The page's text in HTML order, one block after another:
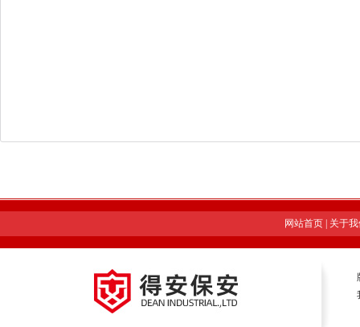
网站首页| 关于我